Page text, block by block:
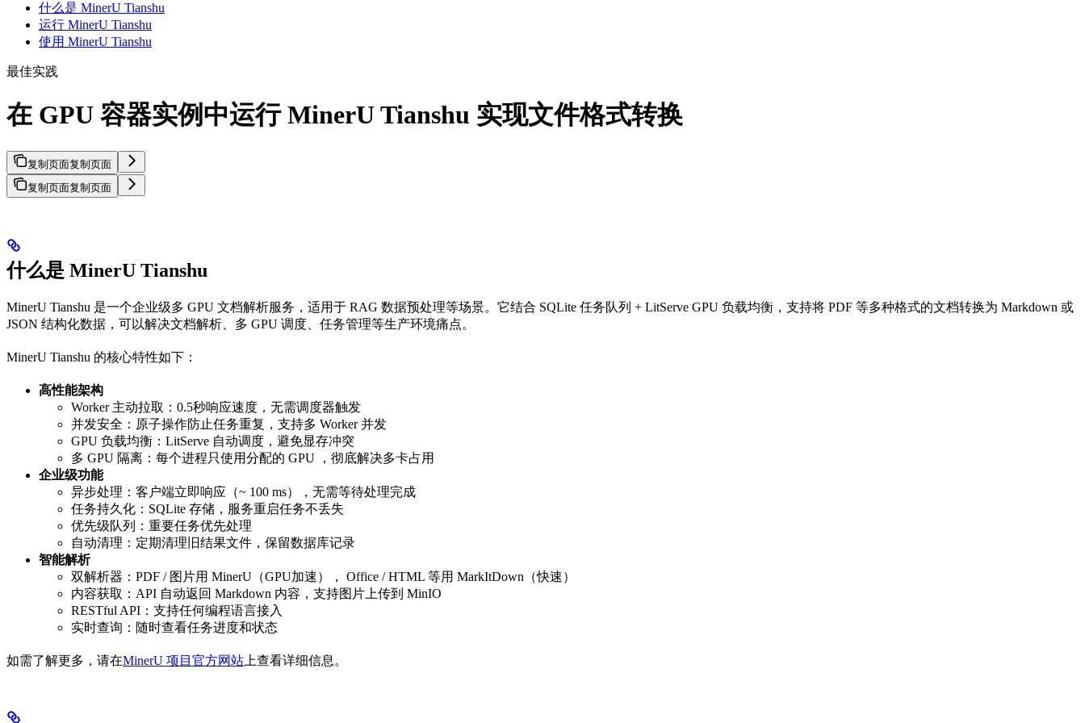
什么是 MinerU Tianshu
运行 MinerU Tianshu
使用 MinerU Tianshu
最佳实践
在 GPU 容器实例中运行 MinerU Tianshu 实现文件格式转换
复制页面复制页面
复制页面复制页面
什么是 MinerU Tianshu
MinerU Tianshu 是一个企业级多 GPU 文档解析服务，适用于 RAG 数据预处理等场景。它结合 SQLite 任务队列 + LitServe GPU 负载均衡，支持将 PDF 等多种格式的文档转换为 Markdown 或
JSON 结构化数据，可以解决文档解析、多 GPU 调度、任务管理等生产环境痛点。
MinerU Tianshu 的核心特性如下：
高性能架构
Worker 主动拉取：0.5秒响应速度，无需调度器触发
并发安全：原子操作防止任务重复，支持多 Worker 并发
GPU 负载均衡：LitServe 自动调度，避免显存冲突
多 GPU 隔离：每个进程只使用分配的 GPU ，彻底解决多卡占用
企业级功能
异步处理：客户端立即响应（~ 100 ms），无需等待处理完成
任务持久化：SQLite 存储，服务重启任务不丢失
优先级队列：重要任务优先处理
自动清理：定期清理旧结果文件，保留数据库记录
智能解析
双解析器：PDF / 图片用 MinerU（GPU加速）， Office / HTML 等用 MarkItDown（快速）
内容获取：API 自动返回 Markdown 内容，支持图片上传到 MinIO
RESTful API：支持任何编程语言接入
实时查询：随时查看任务进度和状态
如需了解更多，请在MinerU 项目官方网站 上查看详细信息。